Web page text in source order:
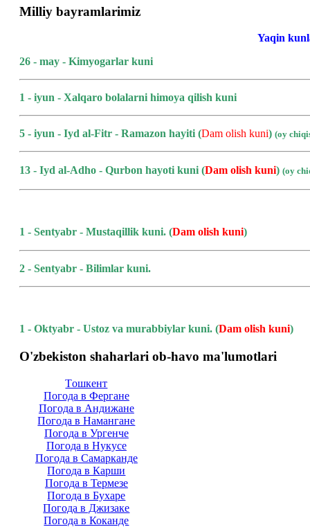
Milliy bayramlarimiz
Yaqin
26 - may - Kimyogarlar kuni
1 - iyun - Xalqaro bolalarni himoya qilish kuni
5 - iyun - Iyd al-Fitr - Ramazon hayiti (Dam olish kuni) (oy
13 - Iyd al-Adho - Qurbon hayoti kuni (Dam olish kuni) (oy
1 - Sentyabr - Mustaqillik kuni. (Dam olish kuni)
2 - Sentyabr - Bilimlar kuni.
1 - Oktyabr - Ustoz va murabbiylar kuni. (Dam olish kuni)
O'zbekiston shaharlari ob-havo ma'lumotlari
Тoшкент
Погода в Фергане
Погода в Андижане
Погода в Намангане
Погода в Ургенче
Погода в Нукусе
Погода в Самарканде
Погода в Карши
Погода в Термезе
Погода в Бухаре
Погода в Джизаке
Погода в Коканде